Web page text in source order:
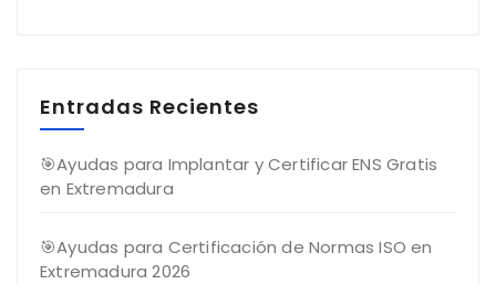
Entradas Recientes
🎯Ayudas para Implantar y Certificar ENS Gratis
en Extremadura
🎯Ayudas para Certificación de Normas ISO en
Extremadura 2026